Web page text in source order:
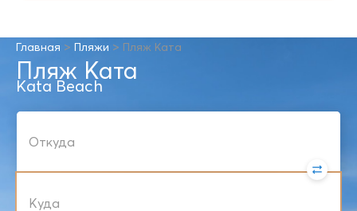
Главная > Пляжи > Пляж Ката
Пляж Ката
Kata Beach